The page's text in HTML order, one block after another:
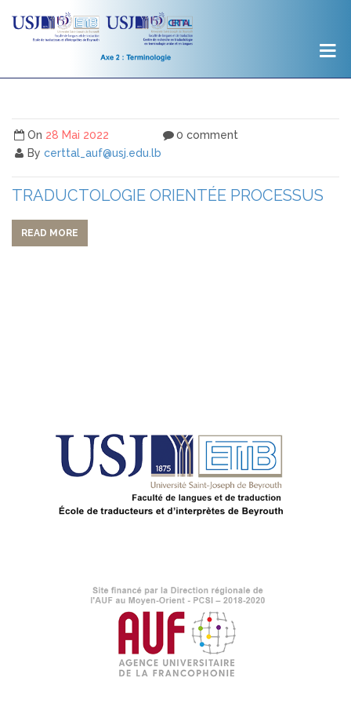
On 28 Mai 2022
By certtal_auf@usj.edu.lb
0 comment
TRADUCTOLOGIE ORIENTÉE PROCESSUS
READ MORE